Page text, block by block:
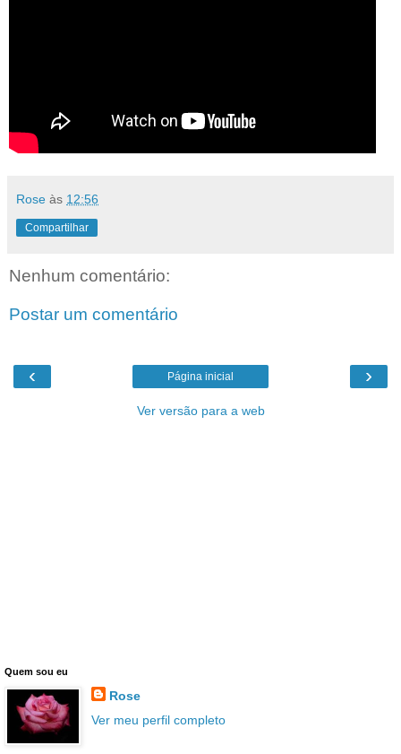
Rose às 12:56
Compartilhar
Nenhum comentário:
Postar um comentário
‹ ›
Página inicial
Ver versão para a web
Quem sou eu
Rose
Ver meu perfil completo